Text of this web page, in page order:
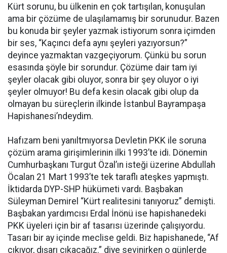
Kürt sorunu, bu ülkenin en çok tartışılan, konuşulan
ama bir çözüme de ulaşılamamış bir sorunudur. Bazen
bu konuda bir şeyler yazmak istiyorum sonra içimden
bir ses, “Kaçıncı defa aynı şeyleri yazıyorsun?”
deyince yazmaktan vazgeçiyorum. Çünkü bu sorun
esasında şöyle bir sorundur. Çözüme dair tam iyi
şeyler olacak gibi oluyor, sonra bir şey oluyor o iyi
şeyler olmuyor! Bu defa kesin olacak gibi olup da
olmayan bu süreçlerin ilkinde İstanbul Bayrampaşa
Hapishanesi’ndeydim.
Hafızam beni yanıltmıyorsa Devletin PKK ile soruna
çözüm arama girişimlerinin ilki 1993’te idi. Dönemin
Cumhurbaşkanı Turgut Özal’ın isteği üzerine Abdullah
Öcalan 21 Mart 1993’te tek taraflı ateşkes yapmıştı.
İktidarda DYP-SHP hükümeti vardı. Başbakan
Süleyman Demirel “Kürt realitesini tanıyoruz” demişti.
Başbakan yardımcısı Erdal İnönü ise hapishanedeki
PKK üyeleri için bir af tasarısı üzerinde çalışıyordu.
Tasarı bir ay içinde meclise geldi. Biz hapishanede, “Af
çıkıyor, dışarı çıkacağız.” diye sevinirken o günlerde